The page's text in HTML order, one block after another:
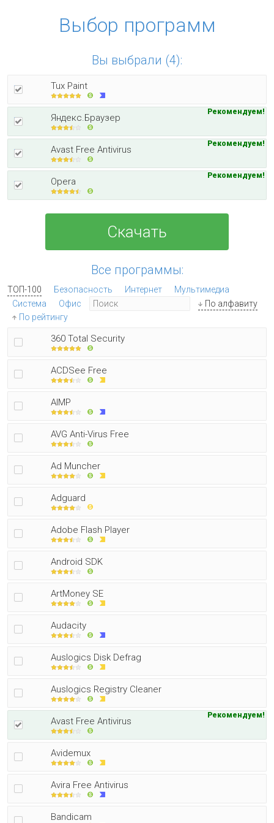
Выбор программ
Вы выбрали (4):
Tux Paint
Яндекс.Браузер
Рекомендуем!
Avast Free Antivirus
Рекомендуем!
Opera
Рекомендуем!
Скачать
Все программы:
ТОП-100 Безопасность Интернет
Мультимедиа
Система
Офис
По алфавиту
По рейтингу
360 Total Security
ACDSee Free
AIMP
AVG Anti-Virus Free
Ad Muncher
Adguard
Adobe Flash Player
Android SDK
ArtMoney SE
Audacity
Auslogics Disk Defrag
Auslogics Registry Cleaner
Avast Free Antivirus
Рекомендуем!
Avidemux
Avira Free Antivirus
Bandicam